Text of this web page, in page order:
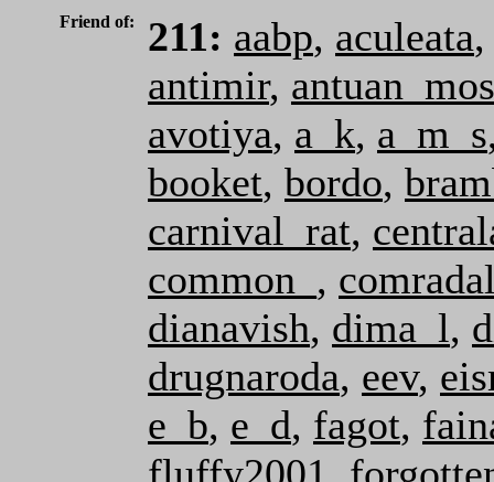
Friend of: 211: aabp, aculeata
antimir,
avotiya, a_k, a_m_s
booket, bordo,
carnival_rat,
common_ ,
dianavish, dima_l,
drugnaroda, eev,
e_b, e_d, fagot,